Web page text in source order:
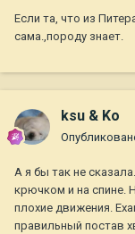
Если та, что из
сама.,породу знает.
ksu & Ko
А я бы так не
крючком и на спине.
плохие движения.
правильный постав